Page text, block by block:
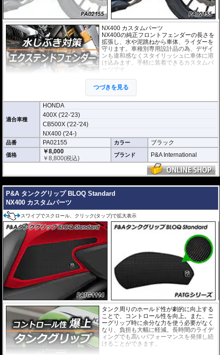
NX400 カスタムパーツ
NX400の純正フロントフェンダーの長さを
拡張し、水や泥跳ねから車体、ライダーを
守ります。車種別専用設計品の為、デザイ
ンも違和感なくスタイリッシュに車体に溶
け込みます。手軽に装着できるカスタムパ
ーツです。
取付は付属の強力粘着シートを使い、簡単
に行えます。通常使用での脱落は心配あり
ませんが、取付作業の不備(洗浄、脱脂不十
分)等においてはこの限りではありません。ビスまたはトリムクリップが付属し
ているパッケージについてはこれらの使用を強く推奨いたします。使用されて
いない場合の脱落による保証は致しかねます。
どのような効果があるパーツですか？
NX400の純正フロントフェンダーの長さを拡張し、水や泥跳ねから車体、ライ
ダーを強力に守ります。
※写真はイメージです。車種により、フェンダーのデザインは多少異なりま
つづきを見る
適合車種
HONDA
400X ('22-'23)
CB500X ('22-'24)
NX400 ('24-)
品番 PA02155 カラー ブラック
価格
￥8,000
￥8,800(税込) ブランド P&A International
P&A タンクグリップ BLOQ Standard
NX400 カスタムパーツ
スワイプでスクロール、クリック(タップ)で拡大表示
タンク周りのホールド性が劇的に向上する
ことで、コントロール性を向上。また、ニ
ーグリップ時に余分な力を使う必要がなく
なり、負担も大幅に軽減。長時間のライデ
ィングでも高いパフォーマンスを発揮し続
けることができます。